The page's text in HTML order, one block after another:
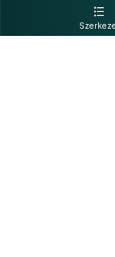
kattintva